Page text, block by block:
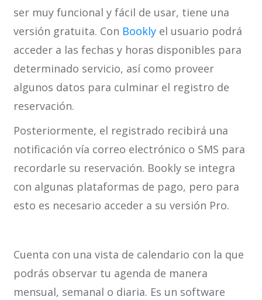
ser muy funcional y fácil de usar, tiene una
versión gratuita. Con Booklyel usuario podrá
acceder a las fechas y horas disponibles para
determinado servicio, así como proveer
algunos datos para culminar el registro de
reservación.
Posteriormente, el registrado recibirá una
notificación vía correo electrónico o SMS para
recordarle su reservación. Bookly se integra
con algunas plataformas de pago, pero para
esto es necesario acceder a su versión Pro.
Cuenta con una vista de calendario con la que
podrás observar tu agenda de manera
mensual, semanal o diaria. Es un software